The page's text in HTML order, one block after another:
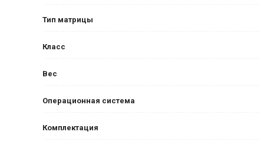
Тип матрицы
Класс
Вес
Операционная система
Комплектация